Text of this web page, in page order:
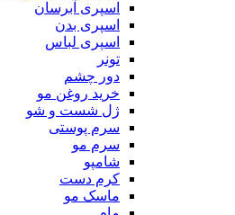
اسپری آبرسان
اسپری بدن
اسپری لباس
تونر
دور چشم
خرید روغن مو
ژل شست و شو
سرم پوستی
سرم مو
شامپو
کرم دست
ماسک مو